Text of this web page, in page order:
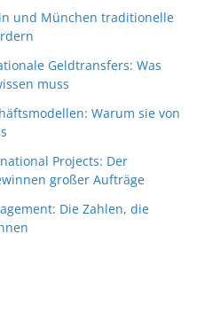
und München traditionelle
Geldtransfers: Was
muss
Warum sie von
Projects: Der
großer Aufträge
Die Zahlen, die